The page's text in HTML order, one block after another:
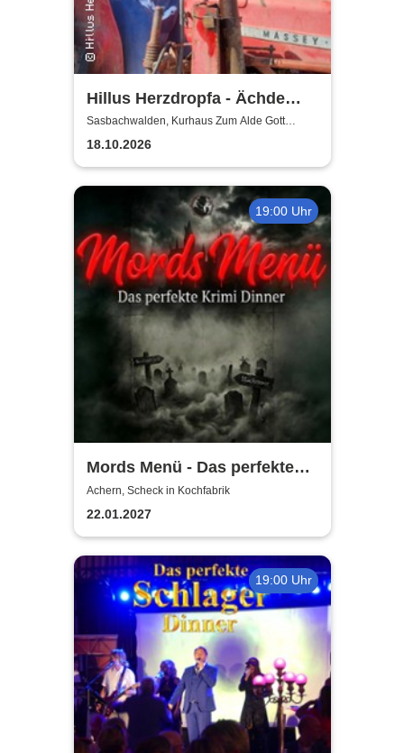
Hillus Herzdropfa - Ächde
Älbler
Sasbachwalden, Kurhaus Zum Alde Gott
Sasbachwalden
18.10.2026
19:00 Uhr
Mords Menü - Das perfekte
Krimi Dinner
Achern, Scheck in Kochfabrik
22.01.2027
19:00 Uhr